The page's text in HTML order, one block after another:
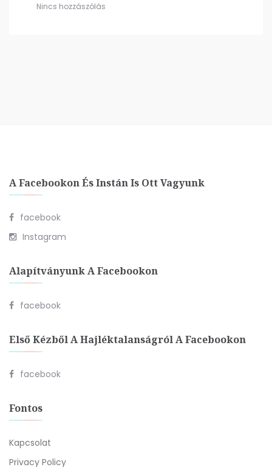
Nincs hozzászólás
A Facebookon És Instán Is Ott Vagyunk
facebook
Instagram
Alapítványunk A Facebookon
facebook
Első Kézből A Hajléktalanságról A Facebookon
facebook
Fontos
Kapcsolat
Privacy Policy